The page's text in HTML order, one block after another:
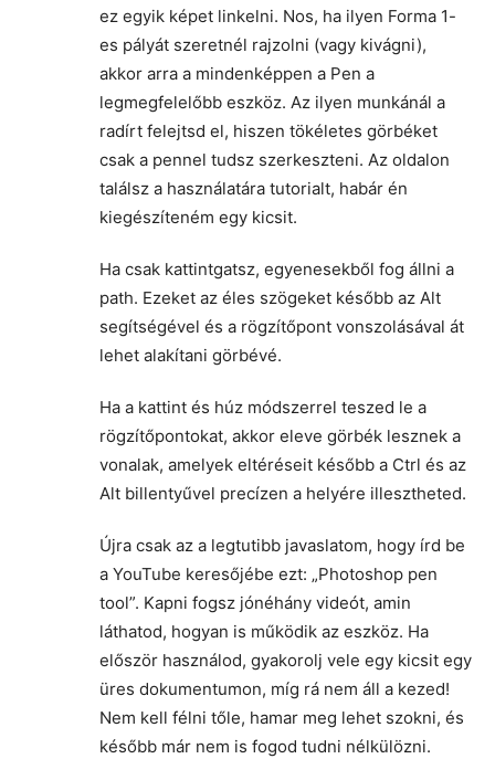
ez egyik képet linkelni. Nos, ha ilyen Forma 1-
es pályát szeretnél rajzolni (vagy kivágni),
akkor arra a mindenképpen a Pen a
legmegfelelőbb eszköz. Az ilyen munkánál a
radírt felejtsd el, hiszen tökéletes görbéket
csak a pennel tudsz szerkeszteni. Az oldalon
találsz a használatára tutorialt, habár én
kiegészíteném egy kicsit.
Ha csak kattintgatsz, egyenesekből fog állni a
path. Ezeket az éles szögeket később az Alt
segítségével és a rögzítőpont vonszolásával át
lehet alakítani görbévé.
Ha a kattint és húz módszerrel teszed le a
rögzítőpontokat, akkor eleve görbék lesznek a
vonalak, amelyek eltéréseit később a Ctrl és az
Alt billentyűvel precízen a helyére illesztheted.
Újra csak az a legtutibb javaslatom, hogy írd be
a YouTube keresőjébe ezt: „Photoshop pen
tool”. Kapni fogsz jónéhány videót, amin
láthatod, hogyan is működik az eszköz. Ha
először használod, gyakorolj vele egy kicsit egy
üres dokumentumon, míg rá nem áll a kezed!
Nem kell félni tőle, hamar meg lehet szokni, és
később már nem is fogod tudni nélkülözni.